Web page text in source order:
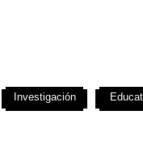
Investigación